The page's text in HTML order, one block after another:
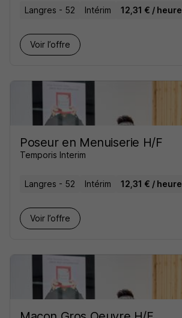
Langres - 52 Intérim 12,31 € / heure
Voir l’offre
Poseur en Menuiserie H/F
Temporis Interim
Langres - 52 Intérim 12,31 € / heure
Voir l’offre